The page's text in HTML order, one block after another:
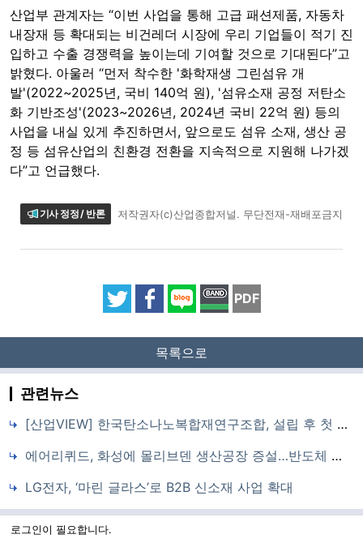
산업부 관계자는 “이번 사업을 통해 고급 패션제품, 자동차
내장재 등 확대되는 비건레더 시장에 우리 기업들이 적기 진
입하고 수출 경쟁력을 높이는데 기여할 것으로 기대된다”고
밝혔다. 아울러 “먼저 착수한 '화학재생 그린섬유 개
발'(2022~2025년, 국비 140억 원), '섬유소재 공정 저탄소
화 기반조성'(2023~2026년, 2024년 국비 22억 원) 등의
사업을 내실 있게 추진하면서, 앞으로도 섬유 소재, 생산 공
정 등 섬유산업의 친환경 전환을 지속적으로 지원해 나가겠
다”고 언급했다.
기사 정정 / 반론 저작권자(c)산업종합저널. 무단전재-재배포금지
PDF
목록으로
관련뉴스
[산업VIEW] 한국탄소나노복합재연구조합, 설립 후 첫 정기총회 개최
에어리퀴드, 화성에 몰리브덴 생산공장 증설…반도체 소재 국산화 기반 마련
LG전자, ‘마린 글라스’로 B2B 신소재 사업 확대
로그인이 필요합니다.